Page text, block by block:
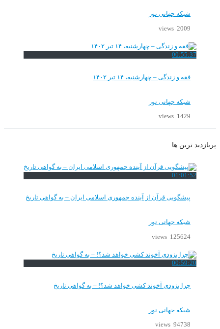
شبکه جهانی نور
2009 views
00:55:37
فقه و زندگی – چهارشنبه، ۱۴ تیر ۱۴۰۲
شبکه جهانی نور
1429 views
پربازدید ترین ها
01:01:52
پیشگویی قرآن از آینده جمهوری اسلامی ایران – به گواهی تاریخ
شبکه جهانی نور
125624 views
00:59:20
چرا بزودی آخوند کشی خواهد شد؟! – به گواهی تاریخ
شبکه جهانی نور
94738 views